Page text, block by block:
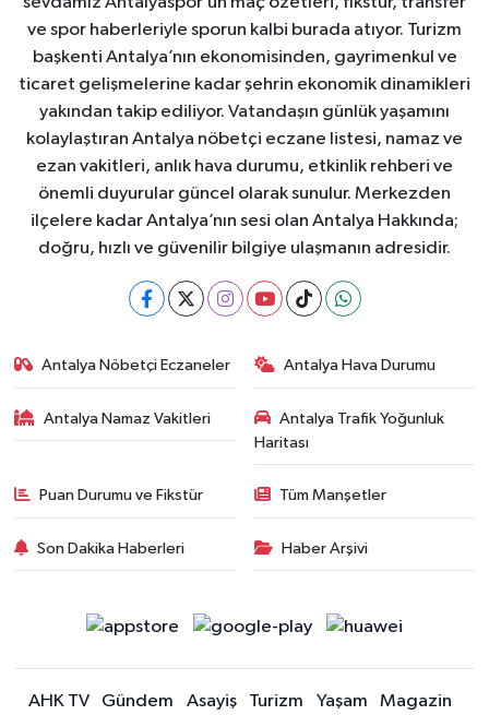
ve spor haberleriyle sporun kalbi burada atıyor. Turizm
başkenti Antalya’nın ekonomisinden, gayrimenkul ve
ticaret gelişmelerine kadar şehrin ekonomik dinamikleri
yakından takip ediliyor. Vatandaşın günlük yaşamını
kolaylaştıran Antalya nöbetçi eczane listesi, namaz ve
ezan vakitleri, anlık hava durumu, etkinlik rehberi ve
önemli duyurular güncel olarak sunulur. Merkezden
ilçelere kadar Antalya’nın sesi olan Antalya Hakkında;
doğru, hızlı ve güvenilir bilgiye ulaşmanın adresidir.
Antalya Nöbetçi Eczaneler Antalya Hava Durumu
Antalya Namaz Vakitleri
Antalya Trafik Yoğunluk
Haritası
Puan Durumu ve Fikstür Tüm Manşetler
Son Dakika Haberleri Haber Arşivi
AHK TV Gündem Asayiş Turizm Yaşam Magazin